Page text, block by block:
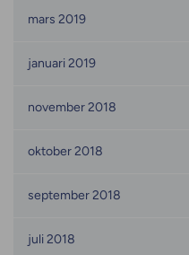
mars 2019
januari 2019
november 2018
oktober 2018
september 2018
juli 2018